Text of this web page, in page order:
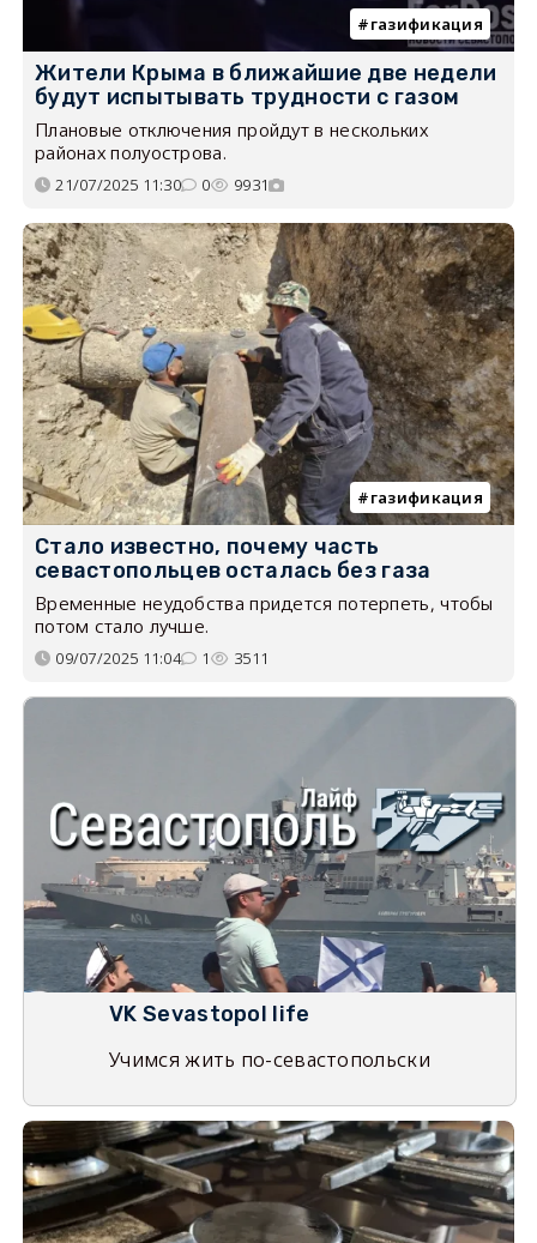
газификация
Жители Крыма в ближайшие две недели
будут испытывать трудности с газом
Плановые отключения пройдут в нескольких
районах полуострова.
21/07/2025 11:30 0 9931
газификация
Стало известно, почему часть
севастопольцев осталась без газа
Временные неудобства придется потерпеть, чтобы
потом стало лучше.
09/07/2025 11:04 1 3511
VK Sevastopol life
Учимся жить по-севастопольски